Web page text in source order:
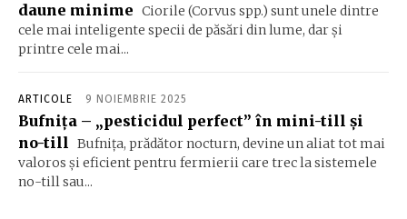
daune minime Ciorile (Corvus spp.) sunt unele dintre
cele mai inteligente specii de păsări din lume, dar și
printre cele mai...
ARTICOLE 9 NOIEMBRIE 2025
Bufnița – „pesticidul perfect” în mini-till și
no-till Bufnița, prădător nocturn, devine un aliat tot mai
valoros și eficient pentru fermierii care trec la sistemele
no-till sau...